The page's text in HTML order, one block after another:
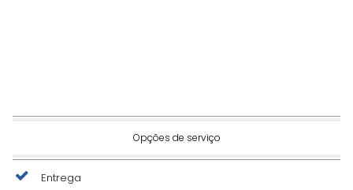
Opções de serviço
Entrega